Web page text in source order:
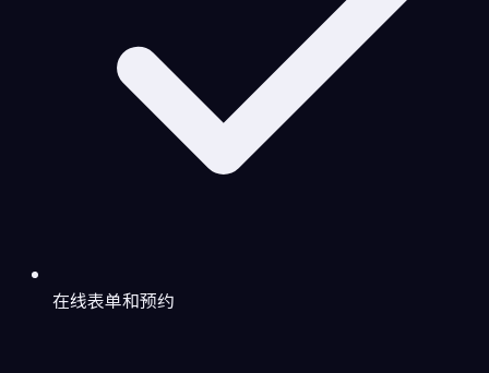
在线表单和预约